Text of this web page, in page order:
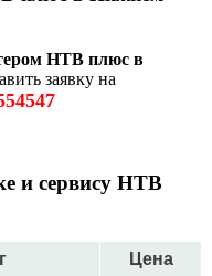
НТВ плюс в
заявку на
и сервису НТВ
Цена